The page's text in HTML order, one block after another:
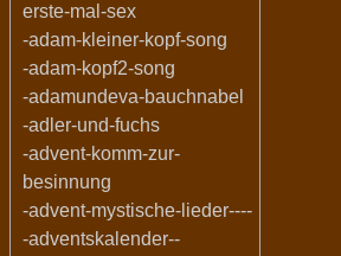
erste-mal-sex
-adam-kleiner-kopf-song
-adam-kopf2-song
-adamundeva-bauchnabel
-adler-und-fuchs
-advent-komm-zur-
besinnung
-advent-mystische-lieder----
-adventskalender--